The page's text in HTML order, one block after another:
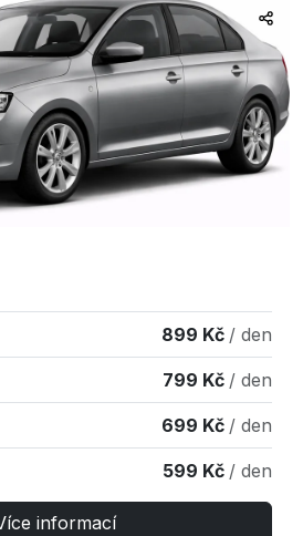
899 Kč / den
799 Kč / den
699 Kč / den
599 Kč / den
informací